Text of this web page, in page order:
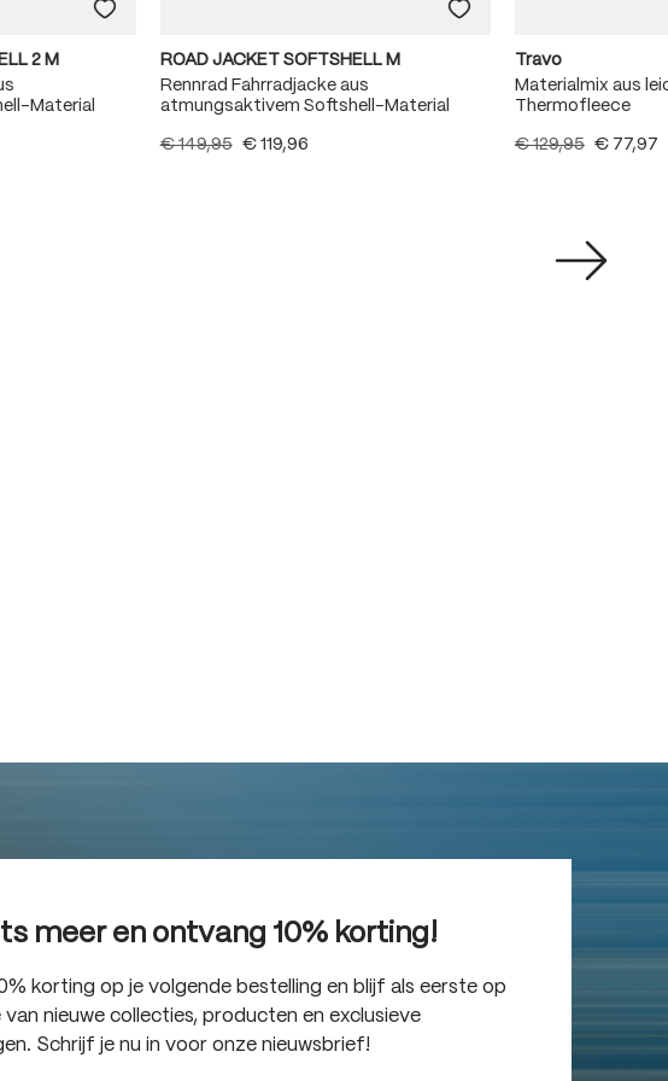
sterren
2 M
Material
ROAD JACKET SOFTSHELL M
Rennrad Fahrradjacke aus
atmungsaktivem Softshell-Material
€ 149,95 € 119,96
Travo
Materialmix aus
Thermofleece
€ 129,95 € 77,97
meer en ontvang 10% korting!
korting op je volgende bestelling en blijf als eerste op
nieuwe collecties, producten en exclusieve
Schrijf je nu in voor onze nieuwsbrief!